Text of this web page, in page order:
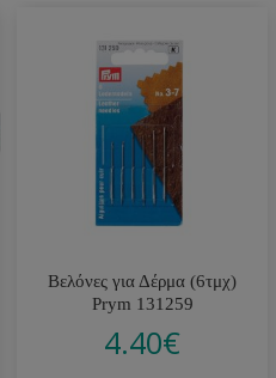
Βελόνες για Δέρμα (6τμχ)
Prym 131259
4.40€